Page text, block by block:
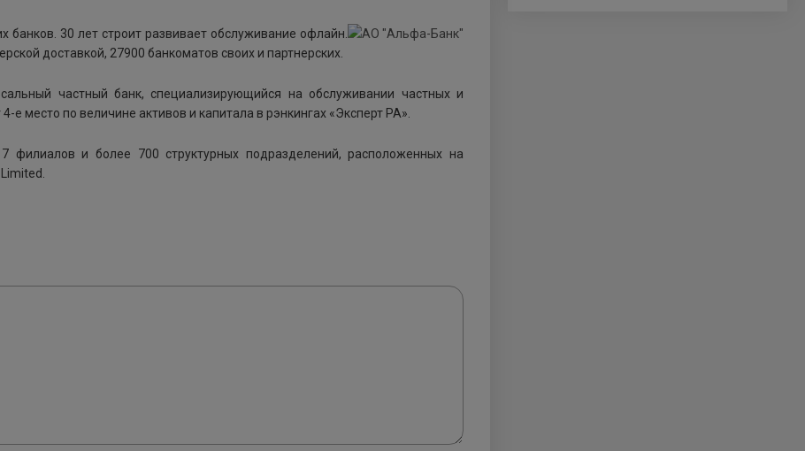
30 лет строит развивает обслуживание офлайн.
доставкой, 27900 банкоматов своих и партнерских.
частный банк, специализирующийся на обслуживании частных и
е место по величине активов и капитала в рэнкингах «Эксперт РА».
филиалов и более 700 структурных подразделений, расположенных на